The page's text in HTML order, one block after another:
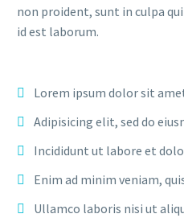
non proident, sunt in culpa
id est laborum.
Lorem ipsum dolor sit
Adipisicing elit, sed do
Incididunt ut labore et
Enim ad minim veniam,
Ullamco laboris nisi ut